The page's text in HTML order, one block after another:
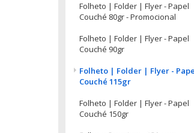
Folheto | Folder | Flyer - Papel
Couché 80gr - Promocional
Folheto | Folder | Flyer - Papel
Couché 90gr
Folheto | Folder | Flyer -
Couché 115gr
Folheto | Folder | Flyer - Papel
Couché 150gr